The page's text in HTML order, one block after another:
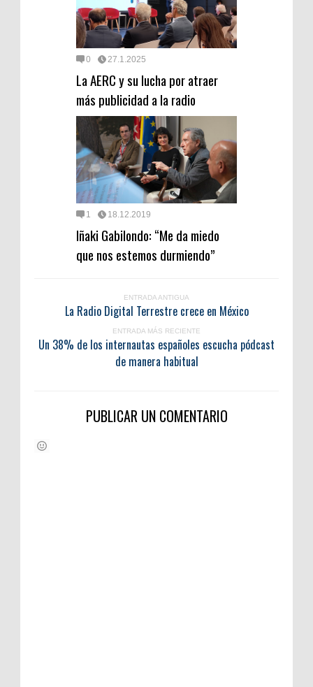
0 27.1.2025
La AERC y su lucha por atraer
más publicidad a la radio
1 18.12.2019
Iñaki Gabilondo: “Me da miedo
que nos estemos durmiendo”
ENTRADA ANTIGUA
La Radio Digital Terrestre crece en México
ENTRADA MÁS RECIENTE
Un 38% de los internautas españoles escucha pódcast
de manera habitual
PUBLICAR UN COMENTARIO